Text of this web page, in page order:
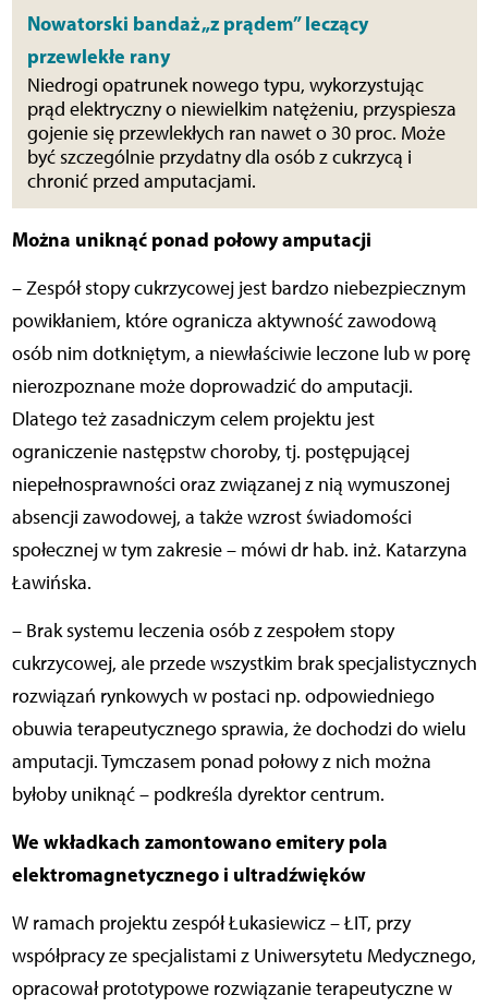
Nowatorski bandaż „z prądem” leczący
przewlekłe rany
Niedrogi opatrunek nowego typu, wykorzystując
prąd elektryczny o niewielkim natężeniu, przyspiesza
gojenie się przewlekłych ran nawet o 30 proc. Może
być szczególnie przydatny dla osób z cukrzycą i
chronić przed amputacjami.
Można uniknąć ponad połowy amputacji
– Zespół stopy cukrzycowej jest bardzo niebezpiecznym
powikłaniem, które ogranicza aktywność zawodową
osób nim dotkniętym, a niewłaściwie leczone lub w porę
nierozpoznane może doprowadzić do amputacji.
Dlatego też zasadniczym celem projektu jest
ograniczenie następstw choroby, tj. postępującej
niepełnosprawności oraz związanej z nią wymuszonej
absencji zawodowej, a także wzrost świadomości
społecznej w tym zakresie – mówi dr hab. inż. Katarzyna
Ławińska.
– Brak systemu leczenia osób z zespołem stopy
cukrzycowej, ale przede wszystkim brak specjalistycznych
rozwiązań rynkowych w postaci np. odpowiedniego
obuwia terapeutycznego sprawia, że dochodzi do wielu
amputacji. Tymczasem ponad połowy z nich można
byłoby uniknąć – podkreśla dyrektor centrum.
We wkładkach zamontowano emitery pola
elektromagnetycznego i ultradźwięków
W ramach projektu zespół Łukasiewicz – ŁIT, przy
współpracy ze specjalistami z Uniwersytetu Medycznego,
opracował prototypowe rozwiązanie terapeutyczne w